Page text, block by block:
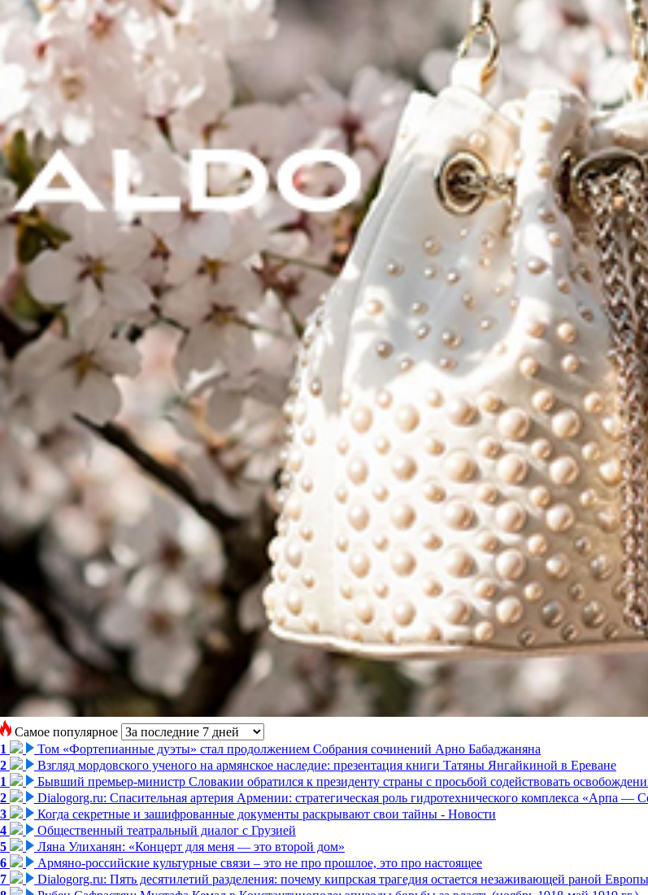
Самое популярное
1
Том «Фортепианные дуэты» стал продолжением Собрания сочинений Арно Бабаджаняна
2
Взгляд мордовского ученого на армянское наследие: презентация книги Татяны Янгайкиной в Ереване
1
Бывший премьер-министр Словакии обратился к президенту страны с просьбой содействовать
2
Dialogorg.ru: Спасительная артерия Армении: стратегическая роль гидротехнического комплекса «Арпа —
3
Когда секретные и зашифрованные документы раскрывают свои тайны - Новости
4
Общественный театральный диалог с Грузией
5
Ляна Улиханян: «Концерт для меня — это второй дом»
6
Армяно-российские культурные связи – это не про прошлое, это про настоящее
7
Dialogorg.ru: Пять десятилетий разделения: почему кипрская трагедия остается незаживающей раной